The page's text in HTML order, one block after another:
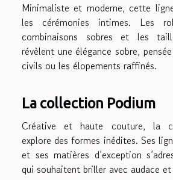
Minimaliste et moderne, cette
les cérémonies intimes. Les
combinaisons sobres et les
révèlent une élégance sobre,
civils ou les élopements raffinés.
La collection Podium
Créative et haute couture, la
explore des formes inédites. Ses
et ses matières d’exception
qui souhaitent briller avec audace